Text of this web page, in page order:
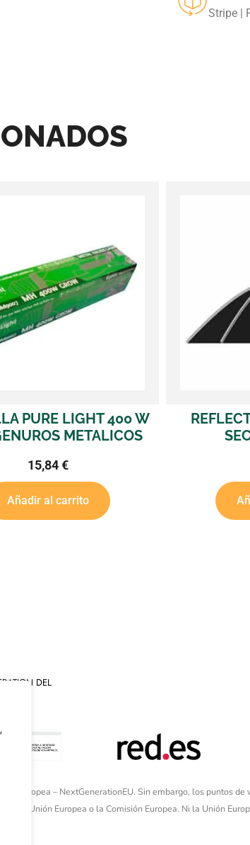
Stripe |
400 W
REFLECTOR DAISY 60
SECRET JARDIN
Añadir al carrito
DEL
Europea – NextGenerationEU. Sin embargo, los puntos
de la Unión Europea o la Comisión Europea. Ni la Unión